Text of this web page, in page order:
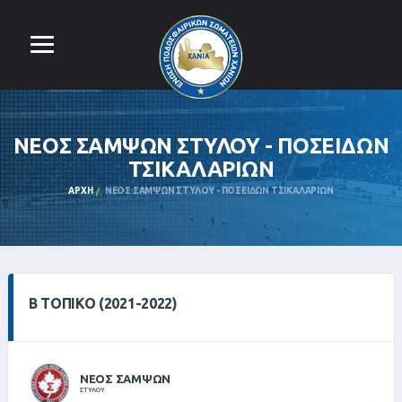
ΝΕΟΣ ΣΑΜΨΩΝ ΣΤΥΛΟΥ - ΠΟΣΕΙΔΩΝ
ΤΣΙΚΑΛΑΡΙΩΝ
ΑΡΧΉ ΝΕΟΣ ΣΑΜΨΩΝ ΣΤΥΛΟΥ - ΠΟΣΕΙΔΩΝ ΤΣΙΚΑΛΑΡΙΩΝ
Β ΤΟΠΙΚΌ (2021-2022)
ΝΕΟΣ ΣΑΜΨΩΝ
ΣΤΥΛΟΥ